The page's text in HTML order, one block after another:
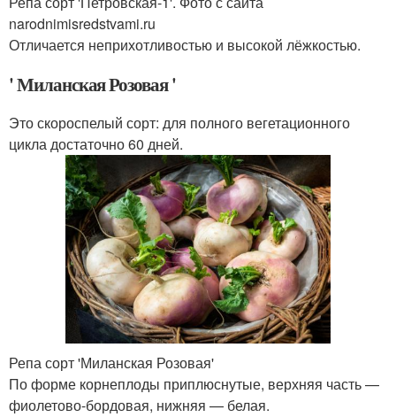
narodnimisredstvami.ru
Отличается неприхотливостью и высокой лёжкостью.
' Миланская Розовая '
Это скороспелый сорт: для полного вегетационного
цикла достаточно 60 дней.
Репа сорт 'Миланская Розовая'
По форме корнеплоды приплюснутые, верхняя часть —
фиолетово-бордовая, нижняя — белая.